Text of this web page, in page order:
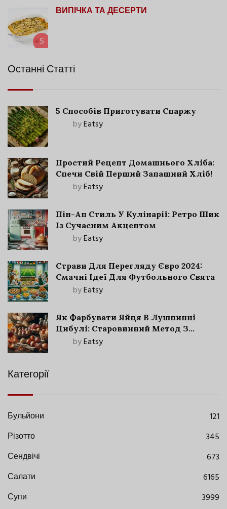
5
ВИПІЧКА ТА ДЕСЕРТИ
Останні Статті
5 Способів Приготувати Спаржу
byEatsy
Простий Рецепт Домашнього Хліба:
Спечи Свій Перший Запашний Хліб!
byEatsy
Пін-Ап Стиль У Кулінарії: Ретро Шик
Із Сучасним Акцентом
byEatsy
Страви Для Перегляду Євро 2024:
Смачні Ідеї Для Футбольного Свята
byEatsy
Як Фарбувати Яйця В Лушпинні
Цибулі: Старовинний Метод З
Сучасними Нюансами
byEatsy
Категорії
Бульйони
121
Різотто
345
Сендвічі
673
Салати
6165
Супи
3999